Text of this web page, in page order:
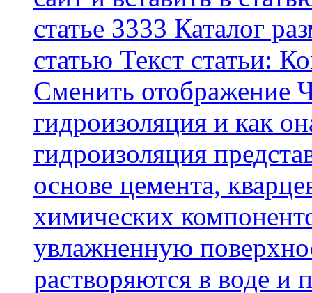
статье 3333 Каталог
статью Текст статьи:
Cменить отображение
гидроизоляция и как
гидроизоляция
основе цемента,
химических
увлажненную
растворяются в воде и